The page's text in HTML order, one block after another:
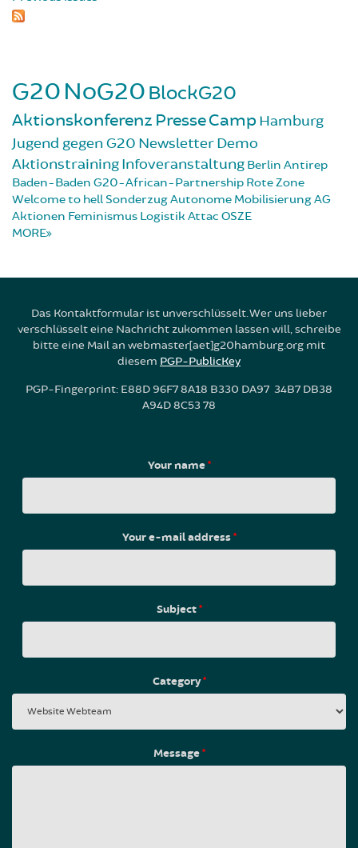
G20NoG20 BlockG20
Aktionskonferenz PresseCampHamburg
Jugend gegen G20 NewsletterDemo
AktionstrainingInfoveranstaltung Berlin Antirep
Baden-Baden G20-African-Partnership Rote Zone
Welcome to hellSonderzugAutonome MobilisierungAG
Aktionen Feminismus Logistik Attac OSZE
MORE
Das Kontaktformular ist unverschlüsselt. Wer uns lieber
verschlüsselt eine Nachricht zukommen lassen will, schreibe
bitte eine Mail an webmaster[aet]g20hamburg.org mit
diesem PGP-PublicKey
PGP-Fingerprint: E88D 96F7 8A18 B330 DA97 34B7 DB38
A94D 8C53 78
Your name*
Your e-mail address*
Subject*
Category*
Message*